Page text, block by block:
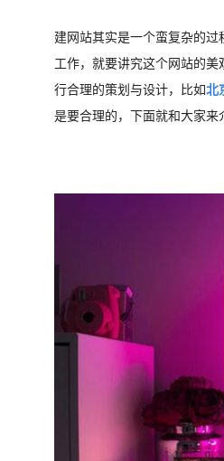
建网站其实是一个蛮复杂的
工作，就要讲究这个网站的
行合理的策划与设计，比如北
是要合理的，下面就和大家来